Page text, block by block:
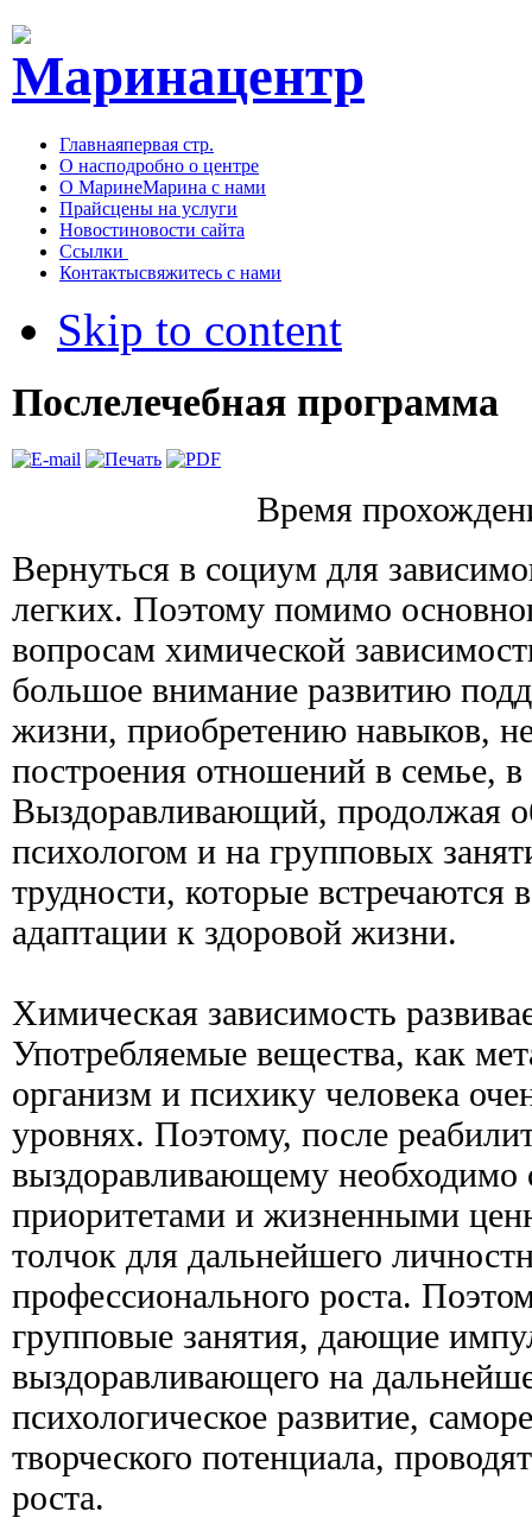
Главнаяпервая стр.
О насподробно о центре
О МаринеМарина с нами
Прайсцены на услуги
Новостиновости сайта
Ссылки
Контактысвяжитесь с нами
Skip to content
Послелечебная программа
Время
Вернуться в социум для
легких. Поэтому помимо
вопросам химической
большое внимание развитию
жизни, приобретению навыков,
построения отношений в семье, в
Выздоравливающий, продолжая
психологом и на групповых
трудности, которые встречаются
адаптации к здоровой жизни.
Химическая зависимость
Употребляемые вещества, как
организм и психику человека
уровнях. Поэтому, после
выздоравливающему необходимо
приоритетами и жизненными
толчок для дальнейшего
профессионального роста.
групповые занятия, дающие
выздоравливающего на
психологическое развитие,
творческого потенциала,
роста.